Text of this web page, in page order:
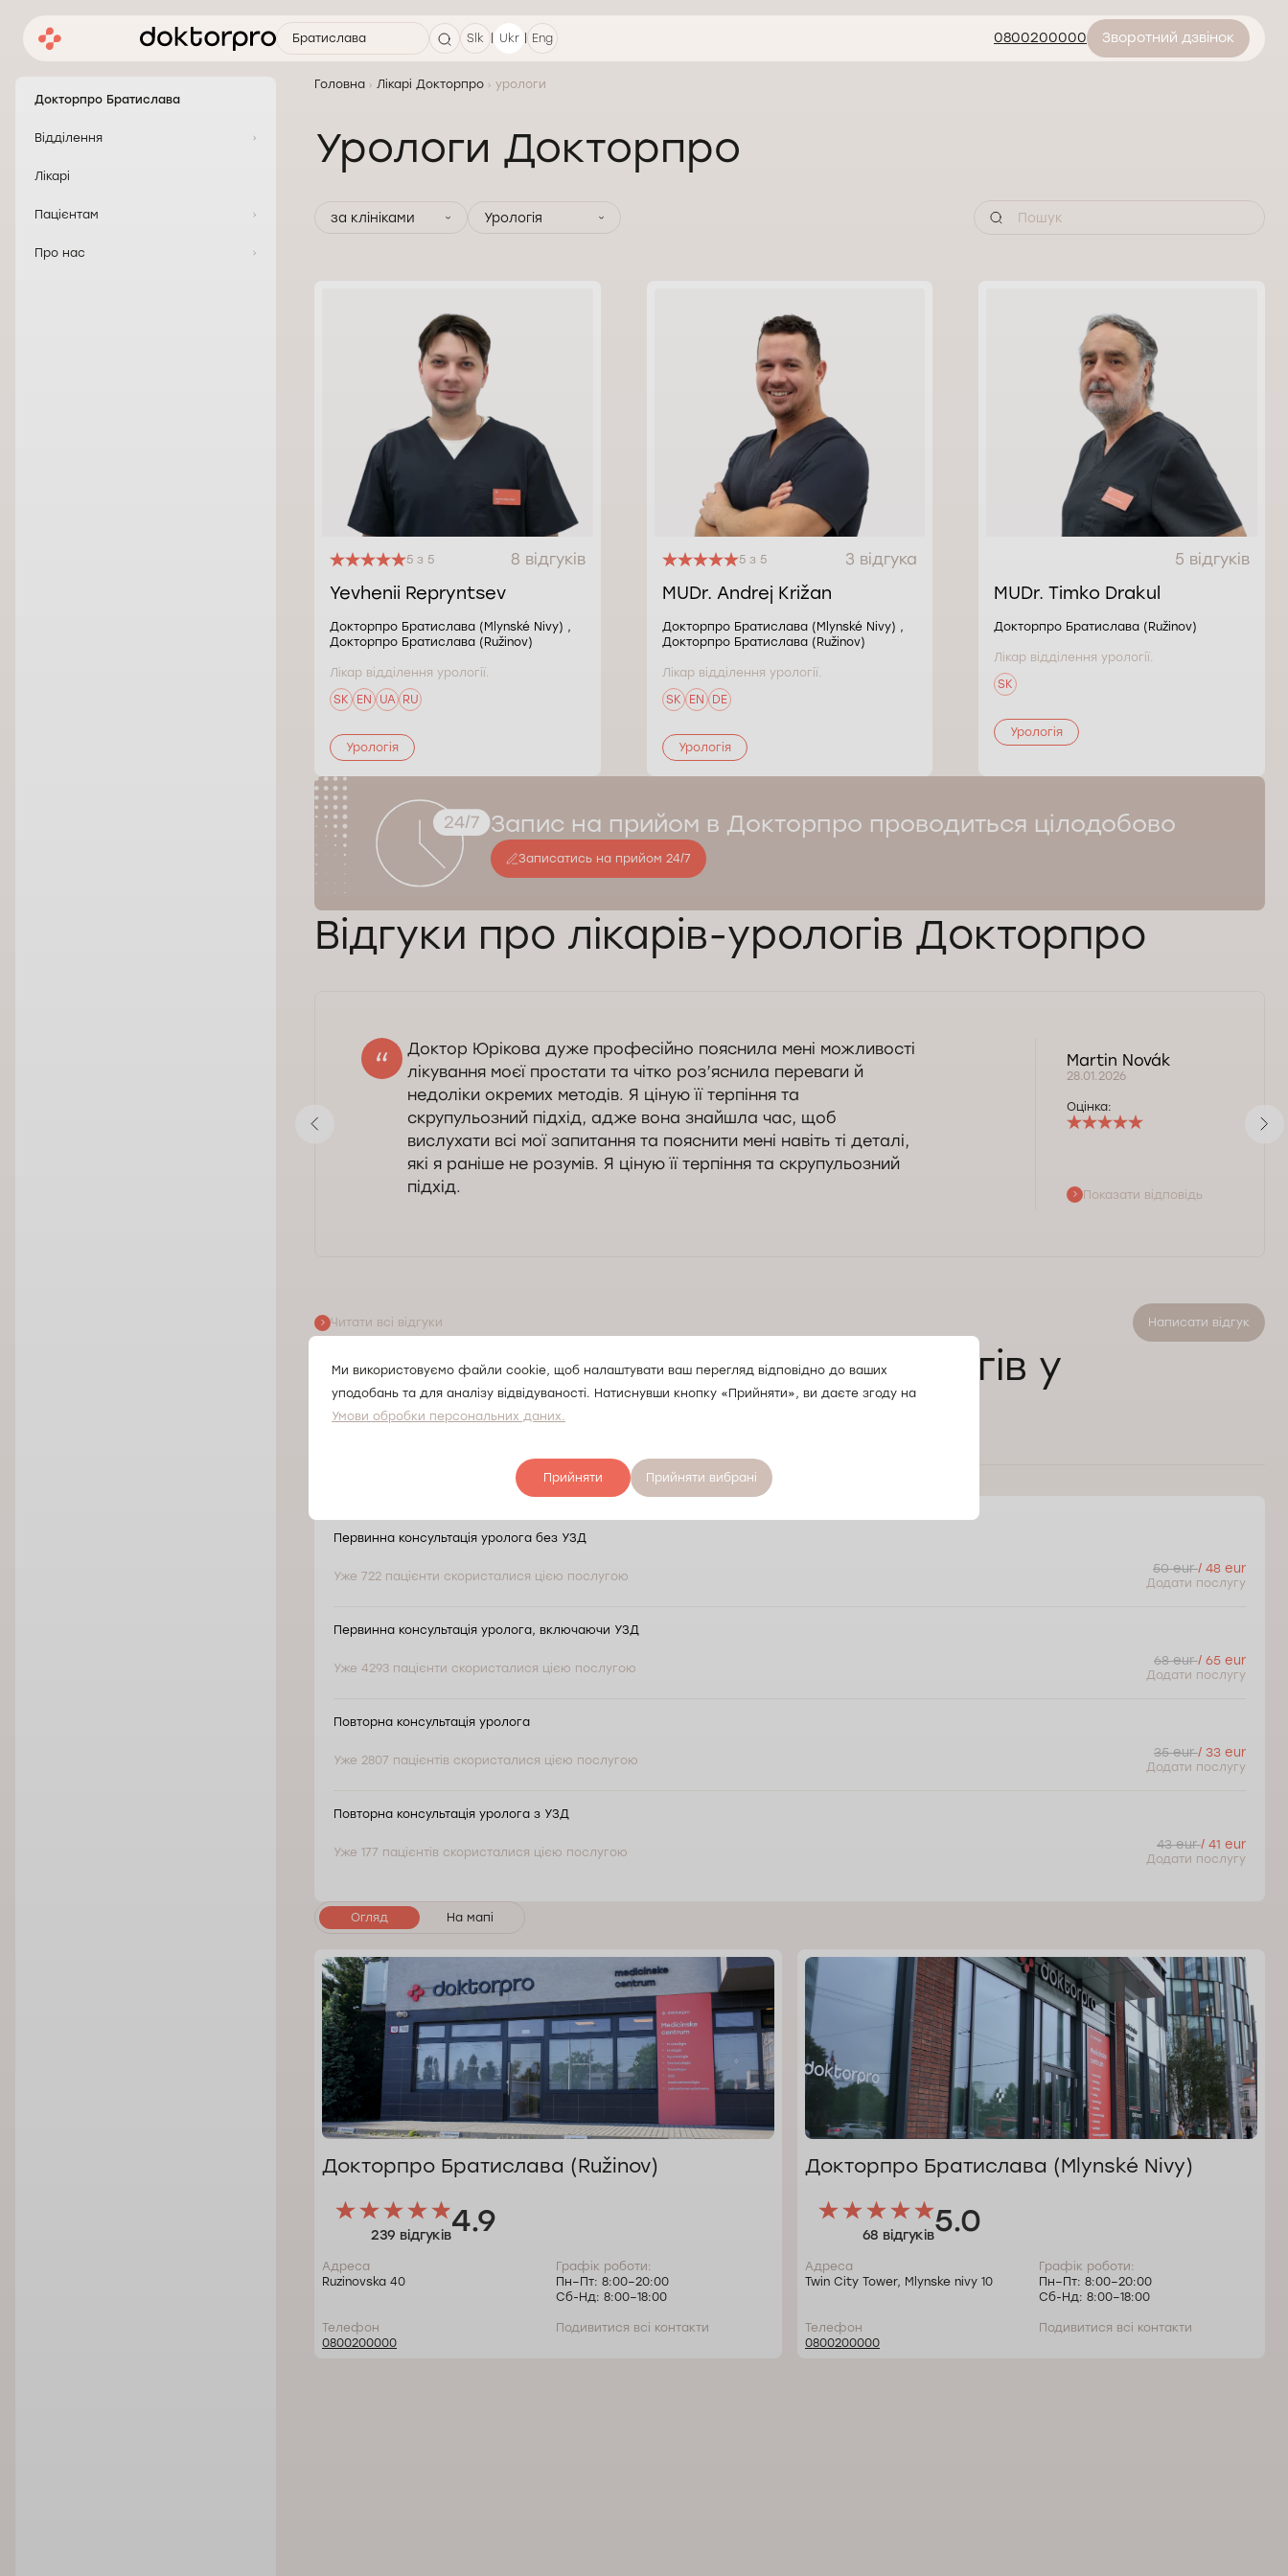
Братислава Slk | Ukr | Eng 0800200000 Зворотний дзвінок
Докторпро Братислава
Відділення
Лікарі
Пацієнтам
Про нас
Головна Лікарі Докторпро урологи
Урологи Докторпро
за клініками Урологія
5 з 5 8 відгуків
Yevhenii Repryntsev
Докторпро Братислава (Mlynské Nivy) ,
Докторпро Братислава (Ružinov)
Лікар відділення урології.
SK
EN UA RU
Урологія
5 з 5 3 відгука
MUDr. Andrej Križan
Докторпро Братислава (Mlynské Nivy) ,
Докторпро Братислава (Ružinov)
Лікар відділення урології.
SK
EN DE
Урологія
5 відгуків
MUDr. Timko Drakul
Докторпро Братислава (Ružinov)
Лікар відділення урології.
SK
Урологія
Запис на прийом в Докторпро проводиться цілодобово
Записатись на прийом 24/7
Відгуки про лікарів-урологів Докторпро
Доктор Юрікова дуже професійно пояснила мені можливості
лікування моєї простати та чітко роз’яснила переваги й
недоліки окремих методів. Я ціную її терпіння та
скрупульозний підхід, адже вона знайшла час, щоб
вислухати всі мої запитання та пояснити мені навіть ті деталі,
які я раніше не розумів. Я ціную її терпіння та скрупульозний
підхід.
Martin Novák
28.01.2026
Оцінка:
Показати відповідь
Читати всі відгуки Написати відгук
Вартість прийому лікарів-урологів у
Братиславі
Первинна консультація уролога без УЗД
Уже 722 пацієнти скористалися цією послугою
50 eur/ 48 eur
Додати послугу
Первинна консультація уролога, включаючи УЗД
Уже 4293 пацієнти скористалися цією послугою
68 eur/ 65 eur
Додати послугу
Повторна консультація уролога
Уже 2807 пацієнтів скористалися цією послугою
35 eur/ 33 eur
Додати послугу
Повторна консультація уролога з УЗД
Уже 177 пацієнтів скористалися цією послугою
43 eur/ 41 eur
Додати послугу
Огляд На мапі
Докторпро Братислава (Ružinov)
239 відгуків4.9
Адреса
Ruzinovska 40
Телефон
0800200000
Графік роботи:
Пн–Пт: 8:00–20:00
Сб-Нд: 8:00–18:00
Подивитися всі контакти
Докторпро Братислава (Mlynské Nivy)
68 відгуків5.0
Адреса
Twin City Tower, Mlynske nivy 10
Телефон
0800200000
Графік роботи:
Пн–Пт: 8:00–20:00
Сб-Нд: 8:00–18:00
Подивитися всі контакти
Ми використовуємо файли cookie, щоб налаштувати ваш перегляд відповідно до ваших
уподобань та для аналізу відвідуваності. Натиснувши кнопку «Прийняти», ви даєте згоду на
Умови обробки персональних даних.
Прийняти Прийняти вибрані